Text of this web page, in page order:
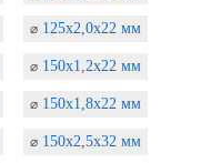
⌀ 125х2,0х22 мм
⌀ 150х1,2х22 мм
⌀ 150х1,8х22 мм
⌀ 150х2,5х32 мм